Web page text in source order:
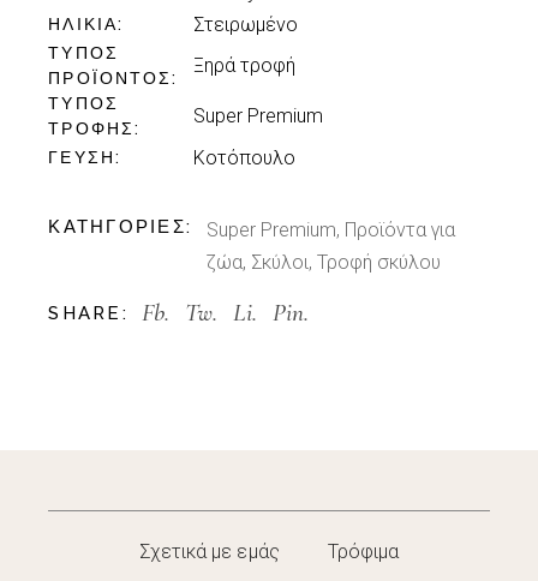
ΗΛΙΚΊΑ Στειρωμένο
ΤΎΠΟΣ
ΠΡΟΪΌΝΤΟΣ
Ξηρά τροφή
ΤΎΠΟΣ
ΤΡΟΦΉΣ
Super Premium
ΓΕΎΣΗ Κοτόπουλο
ΚΑΤΗΓΟΡΊΕΣ: Super Premium, Προϊόντα για
ζώα, Σκύλοι,Τροφή σκύλου
SHARE: Fb. Tw. Li. Pin.
Σχετικά με εμάς
Τρόφιμα